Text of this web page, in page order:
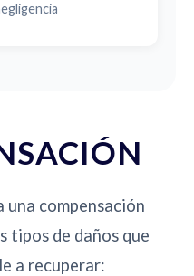
una compensación
tipos de daños que
a recuperar: